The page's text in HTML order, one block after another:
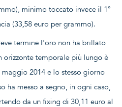
minimo toccato invece il 1°
(33,58 euro per grammo).
termine l'oro non ha brillato
orizzonte temporale più lungo è
2014 e lo stesso giorno
ha messo a segno, in ogni caso,
da un fixing di 30,11 euro al